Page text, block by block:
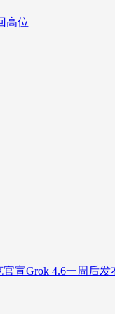
高位
宣Grok 4.6一周后发